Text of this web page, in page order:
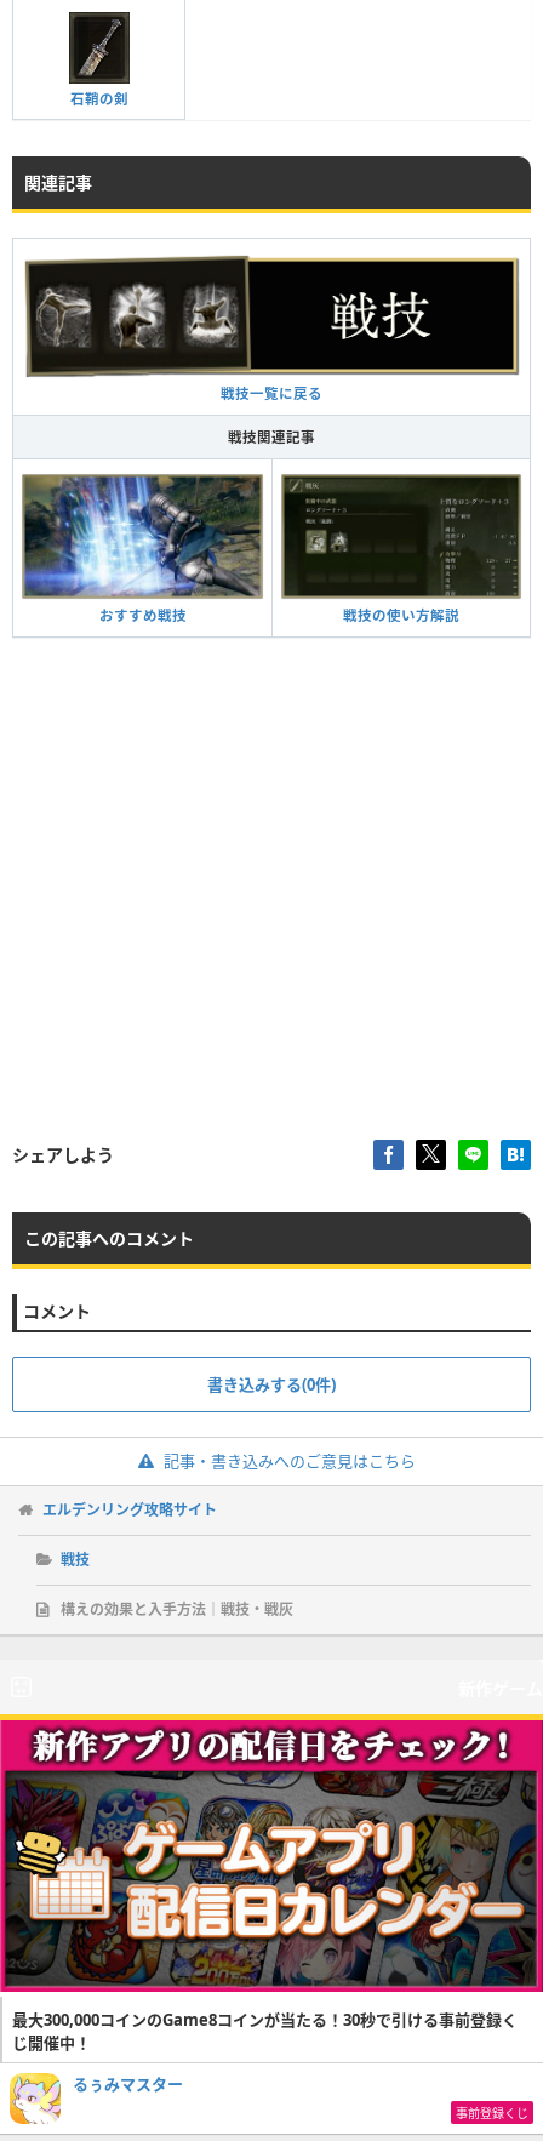
石鞘の剣
関連記事
戦技一覧に戻る
戦技関連記事
おすすめ戦技 戦技の使い方解説
シェアしよう
この記事へのコメント
コメント
書き込みする(0件)
記事・書き込みへのご意見はこちら
エルデンリング攻略サイト
戦技
構えの効果と入手方法｜戦技・戦灰
最大300,000コインのGame8コインが当たる！30秒で引ける事前登録く
じ開催中！
るぅみマスター
事前登録くじ